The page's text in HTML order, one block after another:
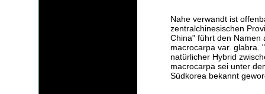
Nahe verwandt ist
zentralchinesischen
China" führt den Namen
macrocarpa var. glabra.
natürlicher Hybrid
macrocarpa sei unter
Südkorea bekannt